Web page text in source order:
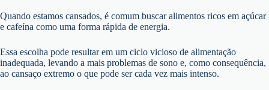
Quando estamos cansados, é comum buscar alimentos ricos em açúcar
e cafeína como uma forma rápida de energia.
Essa escolha pode resultar em um ciclo vicioso de alimentação
inadequada, levando a mais problemas de sono e, como consequência,
ao cansaço extremo o que pode ser cada vez mais intenso.